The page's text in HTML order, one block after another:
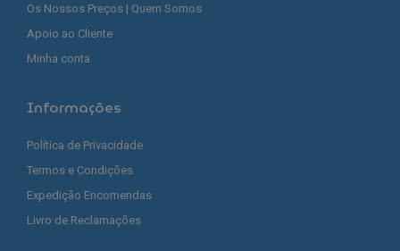
Os Nossos Preços | Quem Somos
Apoio ao Cliente
Minha conta
Informações
Política de Privacidade
Termos e Condições
Expedição Encomendas
Livro de Reclamações